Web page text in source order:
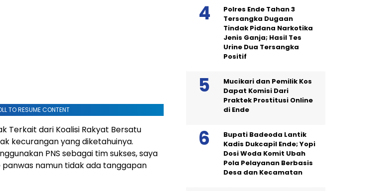
TO RESUME CONTENT
Terkait dari Koalisi Rakyat Bersatu
kecurangan yang diketahuinya.
PNS sebagai tim sukses, saya
namun tidak ada tanggapan
Polres Ende Tahan 3
Tersangka Dugaan
Tindak Pidana Narkotika
Jenis Ganja; Hasil Tes
Urine Dua Tersangka
Positif
Mucikari dan Pemilik Kos
Dapat Komisi Dari
Praktek Prostitusi Online
di Ende
Bupati Badeoda Lantik
Kadis Dukcapil Ende; Yopi
Dosi Woda Komit Ubah
Pola Pelayanan Berbasis
Desa dan Kecamatan